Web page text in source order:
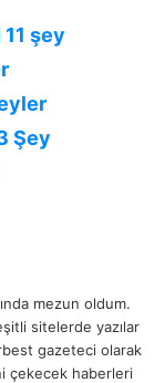
şey
Şey
mezun oldum.
sitelerde yazılar
gazeteci olarak
çekecek haberleri